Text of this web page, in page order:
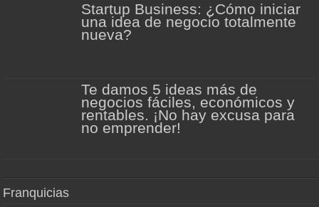
Startup Business: ¿Cómo iniciar
una idea de negocio totalmente
nueva?
Te damos 5 ideas más de
negocios fáciles, económicos y
rentables. ¡No hay excusa para
no emprender!
Franquicias